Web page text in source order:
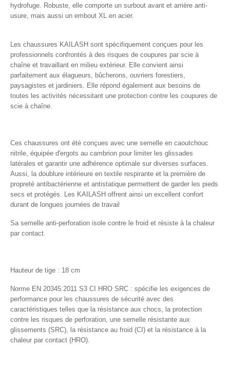
hydrofuge. Robuste, elle comporte un surbout avant et arrière anti-
usure, mais aussi un embout XL en acier.
Les chaussures KAILASH sont spécifiquement conçues pour les
professionnels confrontés à des risques de coupures par scie à
chaîne et travaillant en milieu extérieur. Elle convient ainsi
parfaitement aux élagueurs, bûcherons, ouvriers forestiers,
paysagistes et jardiniers. Elle répond également aux besoins de
toutes les activités nécessitant une protection contre les coupures de
scie à chaîne.
Ces chaussures ont été conçues avec une semelle en caoutchouc
nitrile, équipée d'ergots au cambrion pour limiter les glissades
latérales et garantir une adhérence optimale sur diverses surfaces.
Aussi, la doublure intérieure en textile respirante et la première de
propreté antibactérienne et antistatique permettent de garder les pieds
secs et protégés. Les KAILASH offrent ainsi un excellent confort
durant de longues journées de travail
Sa semelle anti-perforation isole contre le froid et résiste à la chaleur
par contact.
Hauteur de tige : 18 cm
Norme EN 20345:2011 S3 CI HRO SRC : spécifie les exigences de
performance pour les chaussures de sécurité avec des
caractéristiques telles que la résistance aux chocs, la protection
contre les risques de perforation, une semelle résistante aux
glissements (SRC), la résistance au froid (CI) et la résistance à la
chaleur par contact (HRO).